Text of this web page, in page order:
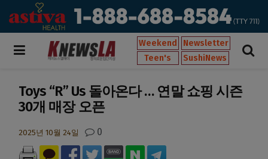
Weekend
Newsletter
Teen's
SushiNews
Toys “R” Us 돌아온다 … 연말 쇼핑 시즌
30개 매장 오픈
2025년 10월 24일 0